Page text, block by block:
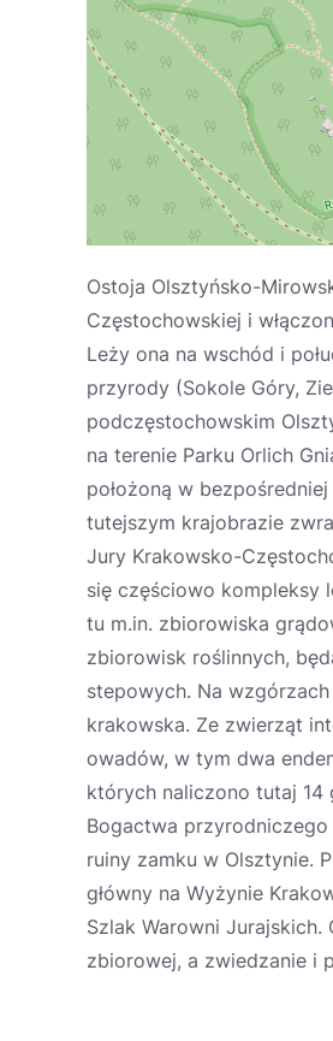
Ostoja Olsztyńsko-
Częstochowskiej i
Leży ona na wschód i
przyrody (Sokole Góry,
podczęstochowskim
na terenie Parku Orlich
położoną w
tutejszym krajobrazie
Jury Krakowsko-
się częściowo kompleksy
tu m.in. zbiorowiska
zbiorowisk roślinnych,
stepowych. Na
krakowska. Ze zwierząt
owadów, w tym dwa
których naliczono tutaj 14
Bogactwa
ruiny zamku w Olsztynie.
główny na Wyżynie
Szlak Warowni
zbiorowej, a zwiedzanie i